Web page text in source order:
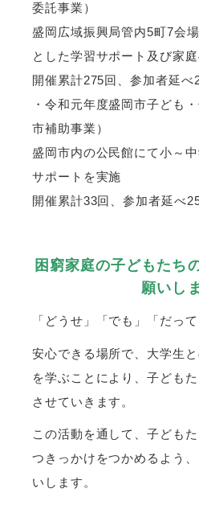
委託事業）
盛岡広域振興局管内5町7会
とした学習サポート及び家
開催累計275回、参加者延べ
・令和元年度盛岡市子ども
市補助事業）
盛岡市内の公民館にて小～
サポートを実施
開催累計33回、参加者延べ
困窮家庭の子どもたち
願いし
「どうせ」「でも」「だっ
安心できる場所で、大学生
を学ぶことにより、子ども
させていきます。
この活動を通して、子ども
つきっかけをつかめるよう
いします。